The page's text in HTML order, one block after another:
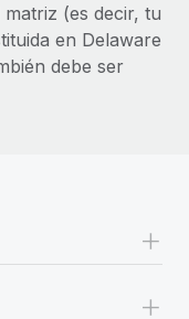
(es decir, tu
en Delaware
debe ser
+
+